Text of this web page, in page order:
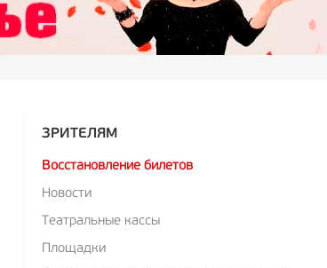
ЗРИТЕЛЯМ
Восстановление билетов
Новости
Театральные кассы
Площадки